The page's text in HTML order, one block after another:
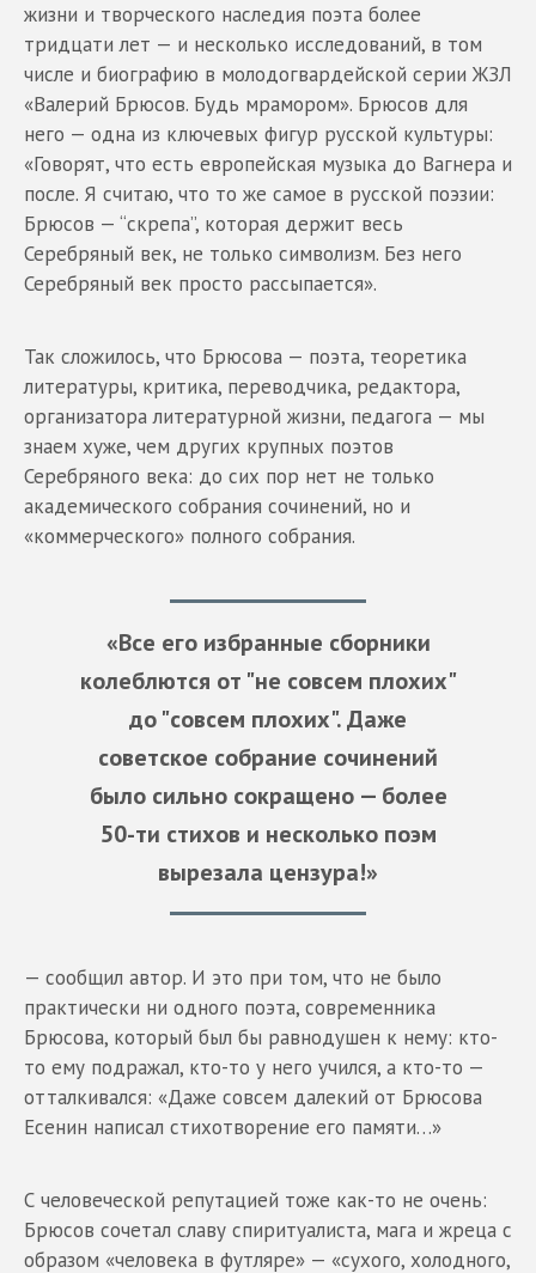
жизни и творческого наследия поэта более
тридцати лет — и несколько исследований, в том
числе и биографию в молодогвардейской серии ЖЗЛ
«Валерий Брюсов. Будь мрамором». Брюсов для
него — одна из ключевых фигур русской культуры:
«Говорят, что есть европейская музыка до Вагнера и
после. Я считаю, что то же самое в русской поэзии:
Брюсов — “скрепа”, которая держит весь
Серебряный век, не только символизм. Без него
Серебряный век просто рассыпается».
Так сложилось, что Брюсова — поэта, теоретика
литературы, критика, переводчика, редактора,
организатора литературной жизни, педагога — мы
знаем хуже, чем других крупных поэтов
Серебряного века: до сих пор нет не только
академического собрания сочинений, но и
«коммерческого» полного собрания.
«Все его избранные сборники
колеблются от "не совсем плохих"
до "совсем плохих". Даже
советское собрание сочинений
было сильно сокращено — более
50-ти стихов и несколько поэм
вырезала цензура!»
— сообщил автор. И это при том, что не было
практически ни одного поэта, современника
Брюсова, который был бы равнодушен к нему: кто-
то ему подражал, кто-то у него учился, а кто-то —
отталкивался: «Даже совсем далекий от Брюсова
Есенин написал стихотворение его памяти…»
С человеческой репутацией тоже как-то не очень:
Брюсов сочетал славу спиритуалиста, мага и жреца с
образом «человека в футляре» — «сухого, холодного,